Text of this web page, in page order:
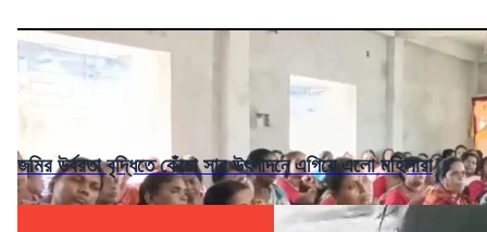
জমির উর্বরতা বৃদ্ধিতে কেঁচো সার উৎপাদনে এগিয়ে এলো মহিলারা